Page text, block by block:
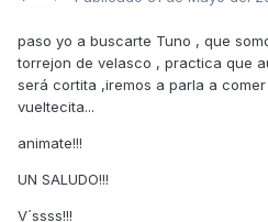
paso yo a buscarte Tuno , que
torrejon de velasco , practica que
será cortita ,iremos a parla a
vueltecita...
animate!!!
UN SALUDO!!!
V´ssss!!!